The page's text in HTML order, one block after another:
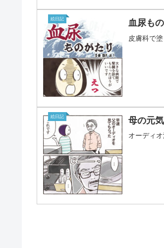
絵日記 血尿も
皮膚科で
絵日記 母の元
オーディ